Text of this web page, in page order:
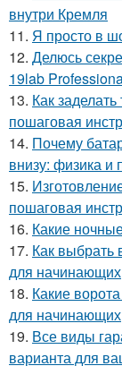
внутри Кремля
11. Я просто в
12. Делюсь
19lab
13. Как
пошаговая
14. Почему
внизу: физика и
15.
пошаговая
16. Какие
17. Как выбрать
для начинающих
18. Какие
для начинающих
19. Все виды
варианта для